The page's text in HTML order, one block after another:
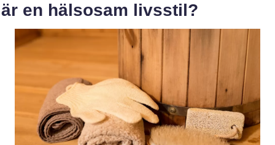
en hälsosam livsstil?